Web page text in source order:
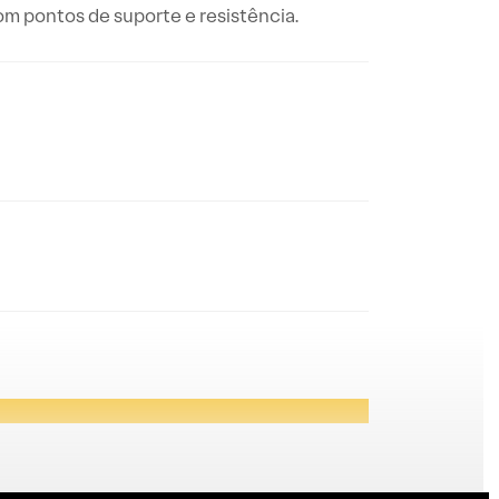
pontos de suporte e resistência.